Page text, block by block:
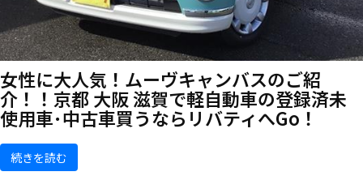
女性に大人気！ムーヴキャンバスのご紹
介！！京都 大阪 滋賀で軽自動車の登録済未
使用車･中古車買うならリバティへGo！
続きを読む